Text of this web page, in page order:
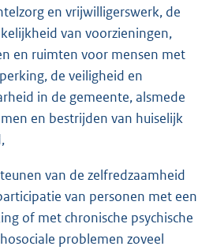
en vrijwilligerswerk, de
van voorzieningen,
en ruimten voor mensen met
de veiligheid en
in de gemeente, alsmede
en bestrijden van huiselijk
van de zelfredzaamheid
van personen met een
of met chronische psychische
problemen zoveel